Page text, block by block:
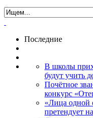
Последние
В школы
будут учить
Почётное
конкурс
«Лица одной
претендует